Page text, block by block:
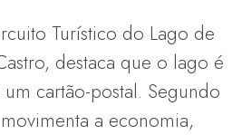
Turístico do Lago de
destaca que o lago é
cartão-postal. Segundo
a economia,